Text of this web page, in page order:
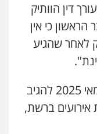
דין הוותיק
הראשון כי אין
לאחר שהגיע
לביא התבקש על ידי "פוסטה" במאי 2025 להגיב
אירועים ברשת,